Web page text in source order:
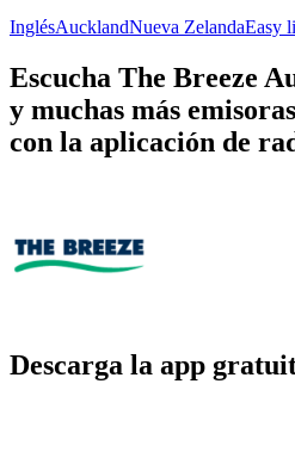
InglésAucklandNueva ZelandaEasy
Escucha The Breeze
y muchas más
con la aplicación de
Descarga la app